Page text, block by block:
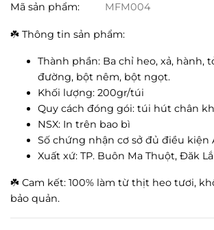
Mã sản phẩm: MFM004
☘️ Thông tin sản phẩm:
Thành phần: Ba chỉ heo, xả, hành,
đường, bột nêm, bột ngọt.
Khối lượng: 200gr/túi
Quy cách đóng gói: túi hút chân
NSX: In trên bao bì
Số chứng nhận cơ sở đủ điều kiện
Xuất xứ: TP. Buôn Ma Thuột, Đăk
☘️ Cam kết: 100% làm từ thịt heo tươi,
bảo quản.